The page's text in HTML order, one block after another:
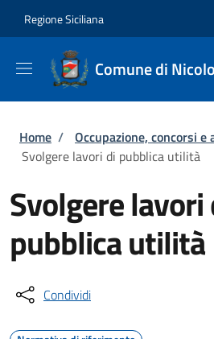
Regione Siciliana
Comune di
Briciole di pane
Home / Occupazione, concorsi e
Svolgere lavori di pubblica utilità
Svolgere lavori
pubblica utilità
Condividi